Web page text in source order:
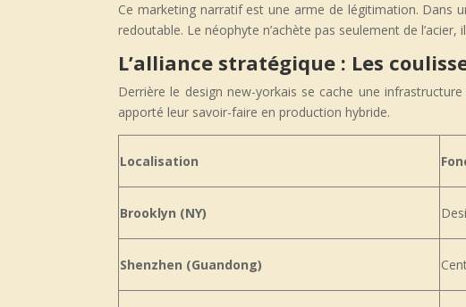
Ce marketing narratif est une arme de légitimation. Dans
redoutable. Le néophyte n’achète pas seulement de
L’alliance stratégique : Les
Derrière le design new-yorkais se cache une
apporté leur savoir-faire en production hybride.
Localisation
Brooklyn (NY)
Shenzhen (Guandong)